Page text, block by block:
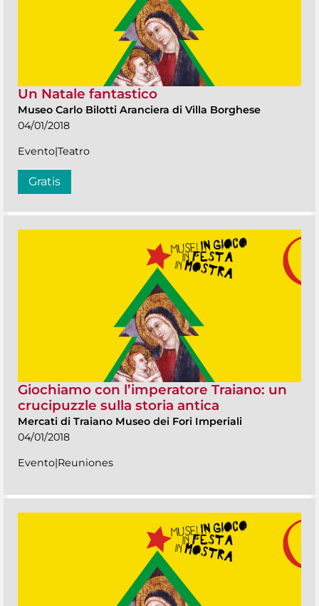
Un Natale fantastico
Museo Carlo Bilotti Aranciera di Villa Borghese
04/01/2018
Evento|Teatro
Gratis
Giochiamo con l’imperatore Traiano: un
crucipuzzle sulla storia antica
Mercati di Traiano Museo dei Fori Imperiali
04/01/2018
Evento|Reuniones